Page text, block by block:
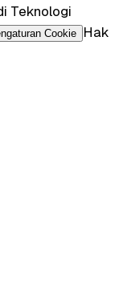
Teknologi
Cookie
Hak